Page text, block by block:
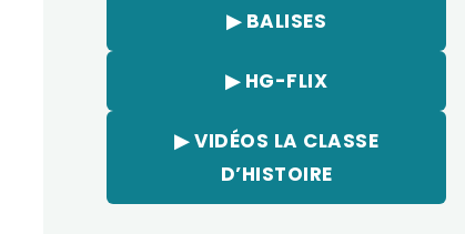
▶︎ BALISES
▶︎ HG-FLIX
▶︎ VIDÉOS LA CLASSE
D’HISTOIRE